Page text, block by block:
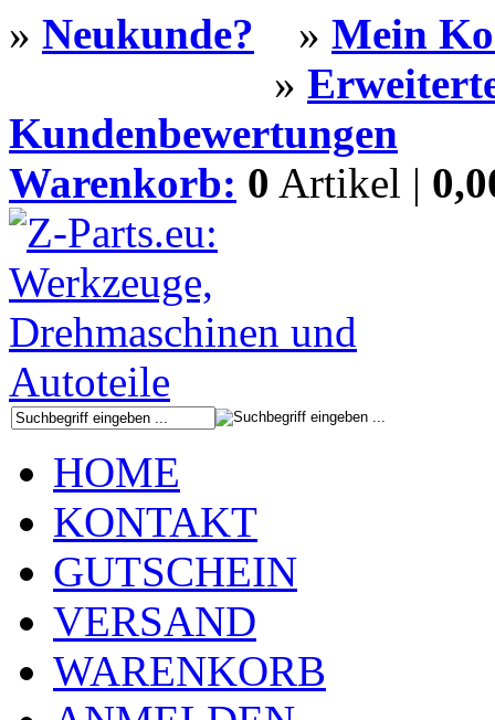
» Neukunde? » Mein
»
Kundenbewertungen
Warenkorb: 0 Artikel |
HOME
KONTAKT
GUTSCHEIN
VERSAND
WARENKORB